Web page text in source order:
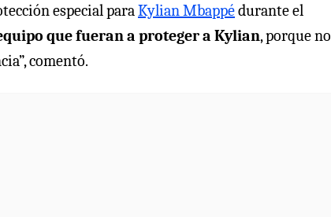
especial paraKylian Mbappédurante el
que fueran a proteger a Kylian, porque no
comentó.